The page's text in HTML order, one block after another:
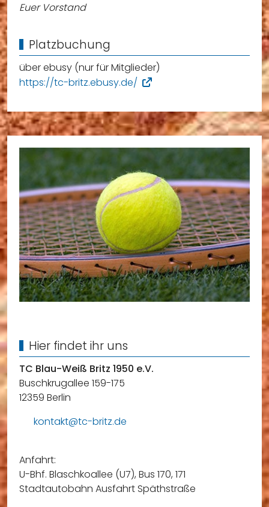
Euer Vorstand
Platzbuchung
über ebusy (nur für Mitglieder)
https://tc-britz.ebusy.de/
Hier findet ihr uns
TC Blau-Weiß Britz 1950 e.V.
Buschkrugallee 159-175
12359 Berlin
kontakt@tc-britz.de
Anfahrt:
U-Bhf. Blaschkoallee (U7), Bus 170, 171
Stadtautobahn Ausfahrt Späthstraße